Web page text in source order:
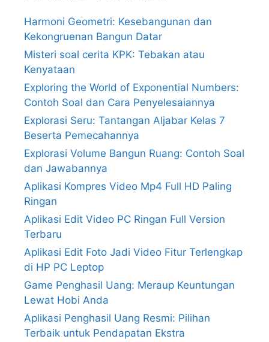
Harmoni Geometri: Kesebangunan dan
Kekongruenan Bangun Datar
Misteri soal cerita KPK: Tebakan atau
Kenyataan
Exploring the World of Exponential Numbers:
Contoh Soal dan Cara Penyelesaiannya
Explorasi Seru: Tantangan Aljabar Kelas 7
Beserta Pemecahannya
Explorasi Volume Bangun Ruang: Contoh Soal
dan Jawabannya
Aplikasi Kompres Video Mp4 Full HD Paling
Ringan
Aplikasi Edit Video PC Ringan Full Version
Terbaru
Aplikasi Edit Foto Jadi Video Fitur Terlengkap
di HP PC Leptop
Game Penghasil Uang: Meraup Keuntungan
Lewat Hobi Anda
Aplikasi Penghasil Uang Resmi: Pilihan
Terbaik untuk Pendapatan Ekstra